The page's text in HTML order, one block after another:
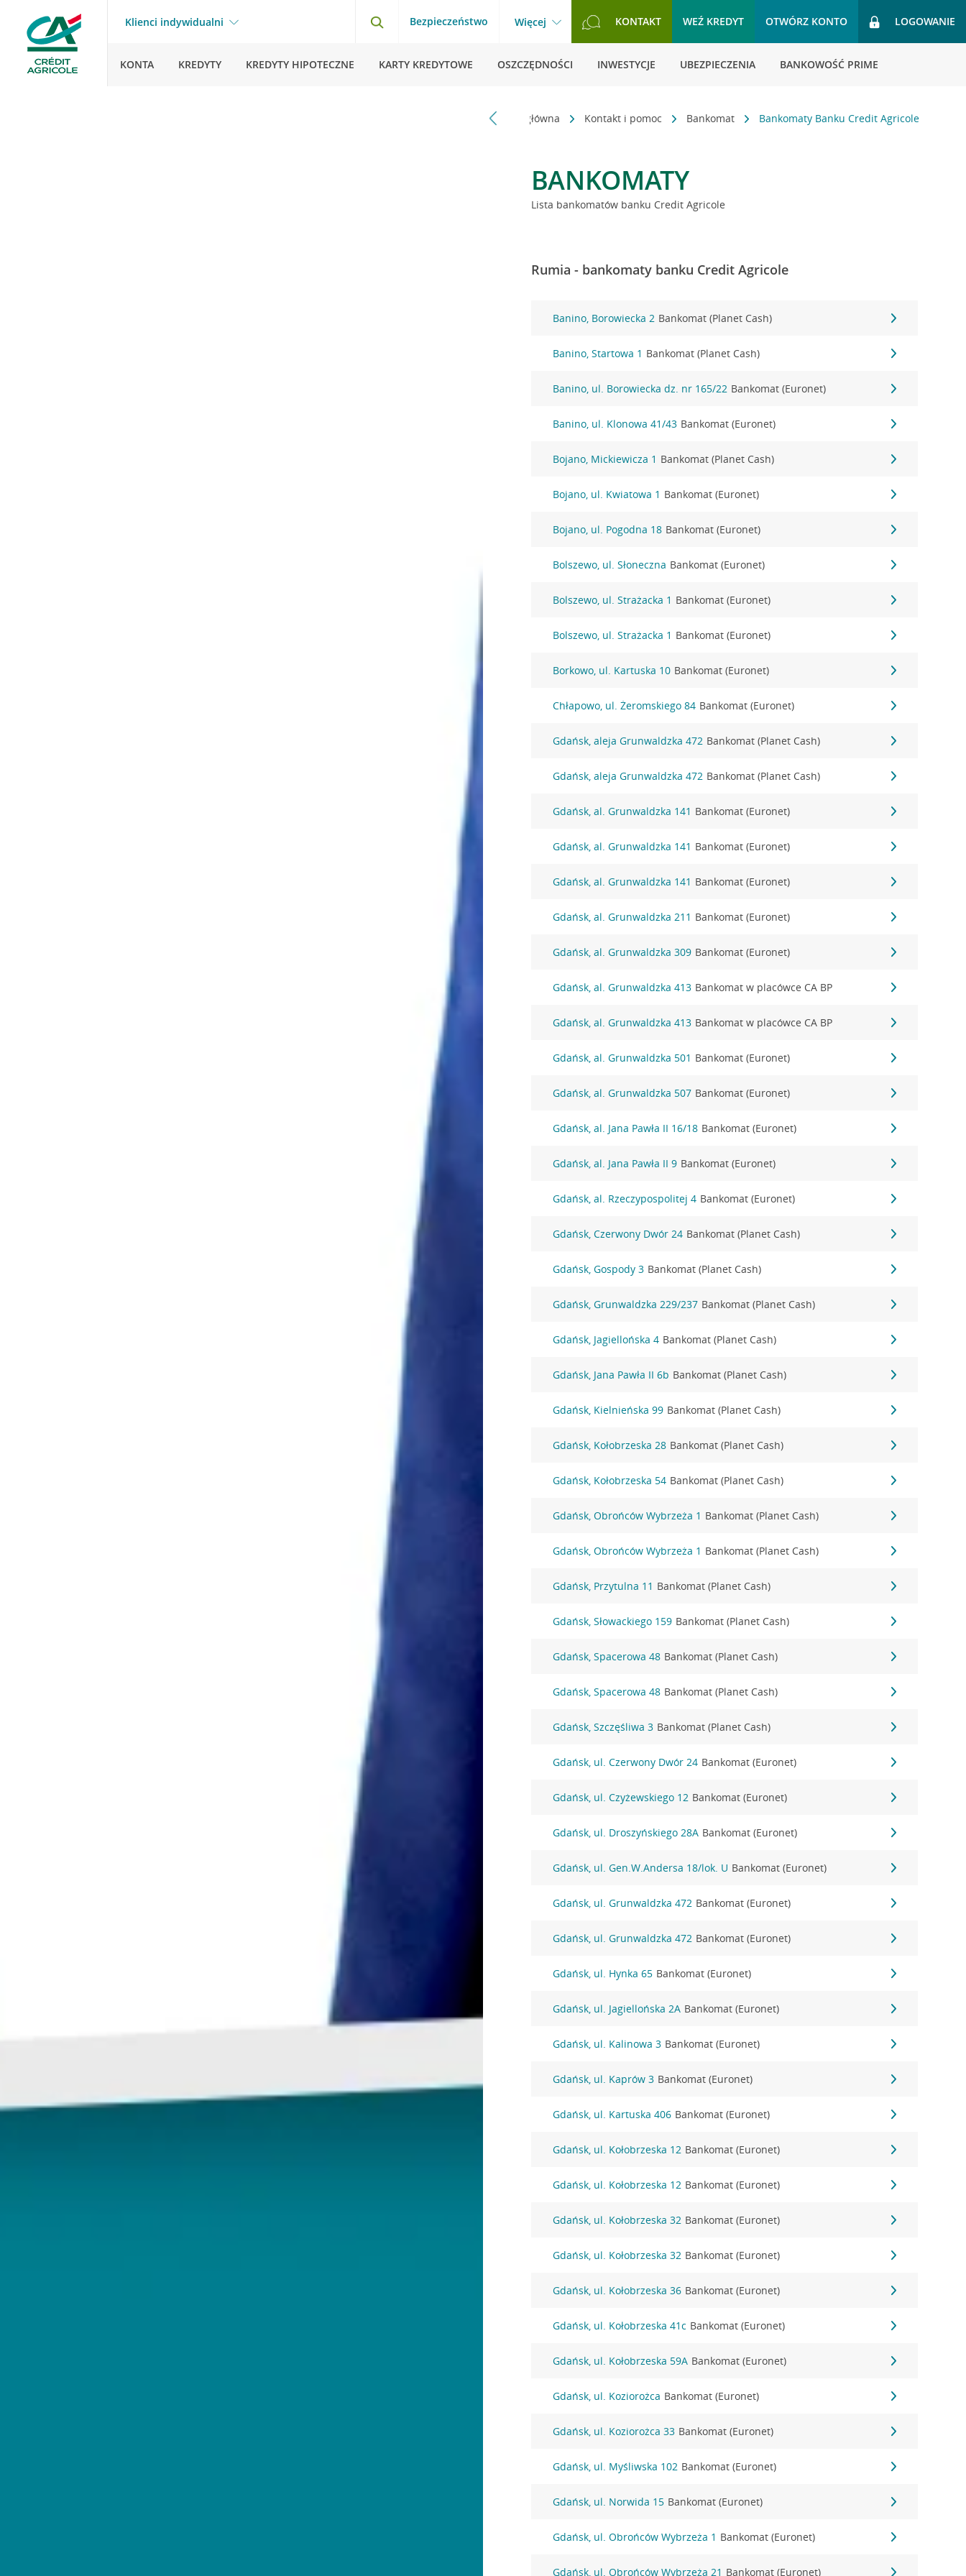
Klienci indywidualni Bezpieczeństwo Więcej KONTAKT WEŹ KREDYT OTWÓRZ KONTO LOGOWANIE
KONTA KREDYTY KREDYTY HIPOTECZNE KARTY KREDYTOWE OSZCZĘDNOŚCI INWESTYCJE UBEZPIECZENIA BANKOWOŚĆ PRIME
Strona główna Kontakt i pomoc Bankomat Bankomaty Banku Credit Agricole
BANKOMATY
Lista bankomatów banku Credit Agricole
Rumia - bankomaty banku Credit Agricole
Banino, Borowiecka 2 Bankomat (Planet Cash)
Banino, Startowa 1 Bankomat (Planet Cash)
Banino, ul. Borowiecka dz. nr 165/22 Bankomat (Euronet)
Banino, ul. Klonowa 41/43 Bankomat (Euronet)
Bojano, Mickiewicza 1 Bankomat (Planet Cash)
Bojano, ul. Kwiatowa 1 Bankomat (Euronet)
Bojano, ul. Pogodna 18 Bankomat (Euronet)
Bolszewo, ul. Słoneczna Bankomat (Euronet)
Bolszewo, ul. Strażacka 1 Bankomat (Euronet)
Bolszewo, ul. Strażacka 1 Bankomat (Euronet)
Borkowo, ul. Kartuska 10 Bankomat (Euronet)
Chłapowo, ul. Żeromskiego 84 Bankomat (Euronet)
Gdańsk, aleja Grunwaldzka 472 Bankomat (Planet Cash)
Gdańsk, aleja Grunwaldzka 472 Bankomat (Planet Cash)
Gdańsk, al. Grunwaldzka 141 Bankomat (Euronet)
Gdańsk, al. Grunwaldzka 141 Bankomat (Euronet)
Gdańsk, al. Grunwaldzka 141 Bankomat (Euronet)
Gdańsk, al. Grunwaldzka 211 Bankomat (Euronet)
Gdańsk, al. Grunwaldzka 309 Bankomat (Euronet)
Gdańsk, al. Grunwaldzka 413 Bankomat w placówce CA BP
Gdańsk, al. Grunwaldzka 413 Bankomat w placówce CA BP
Gdańsk, al. Grunwaldzka 501 Bankomat (Euronet)
Gdańsk, al. Grunwaldzka 507 Bankomat (Euronet)
Gdańsk, al. Jana Pawła II 16/18 Bankomat (Euronet)
Gdańsk, al. Jana Pawła II 9 Bankomat (Euronet)
Gdańsk, al. Rzeczypospolitej 4 Bankomat (Euronet)
Gdańsk, Czerwony Dwór 24 Bankomat (Planet Cash)
Gdańsk, Gospody 3 Bankomat (Planet Cash)
Gdańsk, Grunwaldzka 229/237 Bankomat (Planet Cash)
Gdańsk, Jagiellońska 4 Bankomat (Planet Cash)
Gdańsk, Jana Pawła II 6b Bankomat (Planet Cash)
Gdańsk, Kielnieńska 99 Bankomat (Planet Cash)
Gdańsk, Kołobrzeska 28 Bankomat (Planet Cash)
Gdańsk, Kołobrzeska 54 Bankomat (Planet Cash)
Gdańsk, Obrońców Wybrzeża 1 Bankomat (Planet Cash)
Gdańsk, Obrońców Wybrzeża 1 Bankomat (Planet Cash)
Gdańsk, Przytulna 11 Bankomat (Planet Cash)
Gdańsk, Słowackiego 159 Bankomat (Planet Cash)
Gdańsk, Spacerowa 48 Bankomat (Planet Cash)
Gdańsk, Spacerowa 48 Bankomat (Planet Cash)
Gdańsk, Szczęśliwa 3 Bankomat (Planet Cash)
Gdańsk, ul. Czerwony Dwór 24 Bankomat (Euronet)
Gdańsk, ul. Czyżewskiego 12 Bankomat (Euronet)
Gdańsk, ul. Droszyńskiego 28A Bankomat (Euronet)
Gdańsk, ul. Gen.W.Andersa 18/lok. U Bankomat (Euronet)
Gdańsk, ul. Grunwaldzka 472 Bankomat (Euronet)
Gdańsk, ul. Grunwaldzka 472 Bankomat (Euronet)
Gdańsk, ul. Hynka 65 Bankomat (Euronet)
Gdańsk, ul. Jagiellońska 2A Bankomat (Euronet)
Gdańsk, ul. Kalinowa 3 Bankomat (Euronet)
Gdańsk, ul. Kaprów 3 Bankomat (Euronet)
Gdańsk, ul. Kartuska 406 Bankomat (Euronet)
Gdańsk, ul. Kołobrzeska 12 Bankomat (Euronet)
Gdańsk, ul. Kołobrzeska 12 Bankomat (Euronet)
Gdańsk, ul. Kołobrzeska 32 Bankomat (Euronet)
Gdańsk, ul. Kołobrzeska 32 Bankomat (Euronet)
Gdańsk, ul. Kołobrzeska 36 Bankomat (Euronet)
Gdańsk, ul. Kołobrzeska 41c Bankomat (Euronet)
Gdańsk, ul. Kołobrzeska 59A Bankomat (Euronet)
Gdańsk, ul. Koziorożca Bankomat (Euronet)
Gdańsk, ul. Koziorożca 33 Bankomat (Euronet)
Gdańsk, ul. Myśliwska 102 Bankomat (Euronet)
Gdańsk, ul. Norwida 15 Bankomat (Euronet)
Gdańsk, ul. Obrońców Wybrzeża 1 Bankomat (Euronet)
Gdańsk, ul. Obrońców Wybrzeża 21 Bankomat (Euronet)